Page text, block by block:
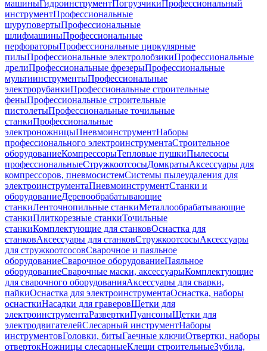
машиныГидроинструментПогрузчикиПрофессиональный
инструментПрофессиональные
шуруповертыПрофессиональные
шлифмашиныПрофессиональные
перфораторыПрофессиональные циркулярные
пилыПрофессиональные электролобзикиПрофессиональные
дрелиПрофессиональные фрезерыПрофессиональные
мультиинструментыПрофессиональные
электрорубанкиПрофессиональные строительные
феныПрофессиональные строительные
пистолетыПрофессиональные точильные
станкиПрофессиональные
электроножницыПневмоинструментНаборы
профессионального электроинструментаСтроительное
оборудованиеКомпрессорыТепловые пушкиПылесосы
профессиональныеСтружкоотсосыДомкратыАксессуары для
компрессоров, пневмосистемСистемы пылеудаления для
электроинструментаПневмоинструментСтанки и
оборудованиеДеревообрабатывающие
станкиЛенточнопильные станкиМеталлообрабатывающие
станкиПлиткорезные станкиТочильные
станкиКомплектующие для станковОснастка для
станковАксессуары для станковСтружкоотсосыАксессуары
для стружкоотсосовСварочное и паяльное
оборудованиеСварочное оборудованиеПаяльное
оборудованиеСварочные маски, аксессуарыКомплектующие
для сварочного оборудованияАксессуары для сварки,
пайкиОснастка для электроинструментаОснастка, наборы
оснасткиНасадки для граверовЩетки для
электроинструментаРазверткиПуансоныЩетки для
электродвигателейСлесарный инструментНаборы
инструментовГоловки, битыГаечные ключиОтвертки, наборы
отвертокНожницы слесарныеКлещи строительныеЗубила,